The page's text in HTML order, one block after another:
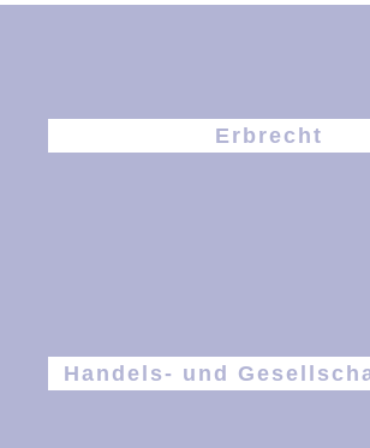
Erbrecht
Handels- und